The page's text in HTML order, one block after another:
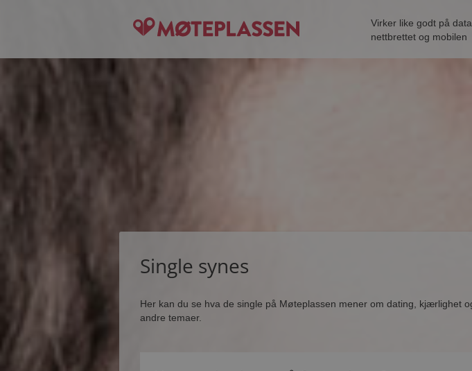
Virker like godt på
nettbrettet og mobilen
Single synes
Her kan du se hva de single på Møteplassen mener om dating, kjærlighet
andre temaer.